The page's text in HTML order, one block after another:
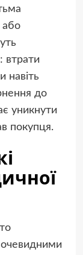
втрати
навіть
до
уникнути
покупця.